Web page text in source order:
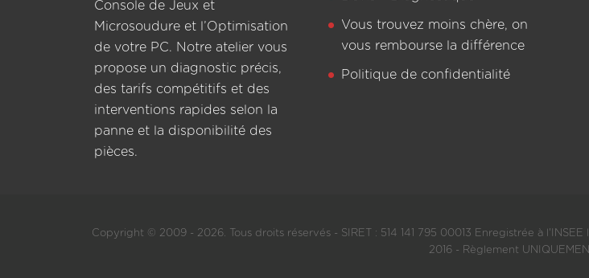
Console de Jeux et
Microsoudure et l’Optimisation
de votre PC. Notre atelier vous
propose un diagnostic précis,
des tarifs compétitifs et des
interventions rapides selon la
panne et la disponibilité des
pièces.
Vous trouvez moins chère, on
vous rembourse la différence
Politique de confidentialité
Copyright © 2009 - 2026. Tous droits réservés - SIRET : 514 141 795 00013 Enregistrée à l'INSEE
2016 - Règlement